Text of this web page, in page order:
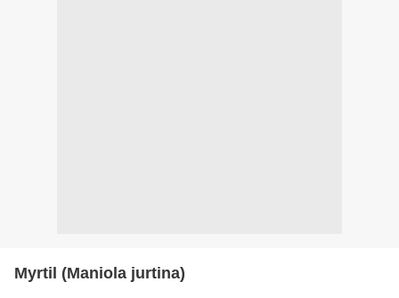
Myrtil (Maniola jurtina)